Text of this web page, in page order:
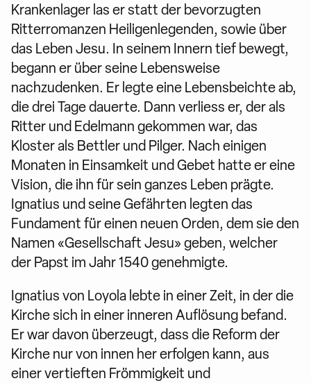
Krankenlager las er statt der bevorzugten
Ritterromanzen Heiligenlegenden, sowie über
das Leben Jesu. In seinem Innern tief bewegt,
begann er über seine Lebensweise
nachzudenken. Er legte eine Lebensbeichte ab,
die drei Tage dauerte. Dann verliess er, der als
Ritter und Edelmann gekommen war, das
Kloster als Bettler und Pilger. Nach einigen
Monaten in Einsamkeit und Gebet hatte er eine
Vision, die ihn für sein ganzes Leben prägte.
Ignatius und seine Gefährten legten das
Fundament für einen neuen Orden, dem sie den
Namen «Gesellschaft Jesu» geben, welcher
der Papst im Jahr 1540 genehmigte.
Ignatius von Loyola lebte in einer Zeit, in der die
Kirche sich in einer inneren Auflösung befand.
Er war davon überzeugt, dass die Reform der
Kirche nur von innen her erfolgen kann, aus
einer vertieften Frömmigkeit und